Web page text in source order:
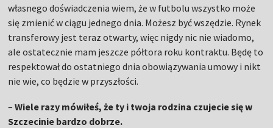
własnego doświadczenia wiem, że w futbolu wszystko może
się zmienić w ciągu jednego dnia. Możesz być wszędzie. Rynek
transferowy jest teraz otwarty, więc nigdy nic nie wiadomo,
ale ostatecznie mam jeszcze półtora roku kontraktu. Będę to
respektował do ostatniego dnia obowiązywania umowy i nikt
nie wie, co będzie w przyszłości.
–Wiele razy mówiłeś, że ty i twoja rodzina czujecie się w
Szczecinie bardzo dobrze.